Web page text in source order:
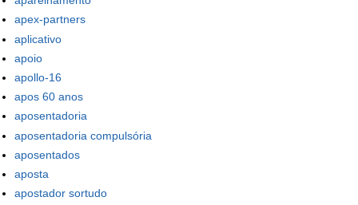
apex-partners
aplicativo
apoio
apollo-16
apos 60 anos
aposentadoria
aposentadoria compulsória
aposentados
aposta
apostador sortudo